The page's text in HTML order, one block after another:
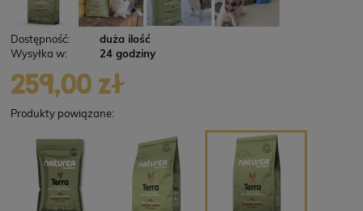
Dostępność:
duża ilość
Wysyłka w:
24 godziny
259,00 zł
Produkty powiązane: